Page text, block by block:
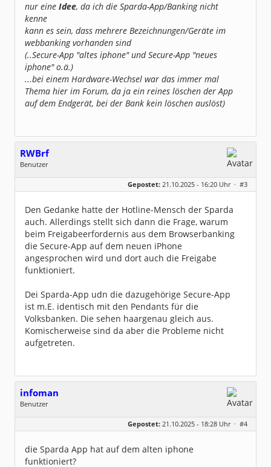
nur eine Idee, da ich die Sparda-App/Banking nicht
kenne
kann es sein, dass mehrere Bezeichnungen/Geräte im
webbanking vorhanden sind
(..Secure-App "altes iphone" und Secure-App "neues
iphone" o.ä.)
...bei einem Hardware-Wechsel war das immer mal
Thema hier im Forum, da ja ein reines löschen der App
auf dem Endgerät, bei der Bank kein löschen auslöst)
RWBrf
Benutzer
Geschlecht:
keine Angabe
Dabei seit:
07 / 2023
Gepostet: 21.10.2025 - 16:20 Uhr · #3
Den Gedanke hatte der Hotline-Mensch der Sparda
auch. Allerdings stellt sich dann die Frage, warum
beim Freigabeerfordernis aus dem Browserbanking
die Secure-App auf dem neuen iPhone
angesprochen wird und dort auch die Freigabe
funktioniert.
Dei Sparda-App udn die dazugehörige Secure-App
ist m.E. identisch mit den Pendants für die
Volksbanken. Die sehen haargenau gleich aus.
Komischerweise sind da aber die Probleme nicht
aufgetreten.
infoman
Benutzer
Dabei seit:
06 / 2008
Gepostet: 21.10.2025 - 18:28 Uhr · #4
die Sparda App hat auf dem alten iphone
funktioniert?